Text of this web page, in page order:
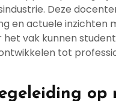
Deze
en actuele inzichten
het vak kunnen
tot
op